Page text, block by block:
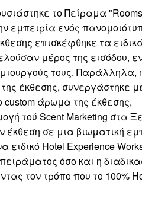
το Πείραμα
εμπειρία ενός
επισκέφθηκε τα
μέρος της εισόδου,
τους. Παράλληλα,
έκθεσης, συνεργάστηκε
custom άρωμα της έκθεσης,
τού Scent Marketing στα
έκθεση σε μια βιωματική
Hotel Experience
όσο και η
τον τρόπο που το 100%